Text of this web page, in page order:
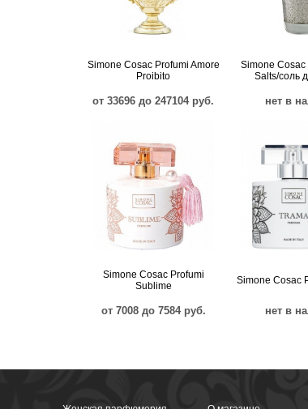
Simone Cosac Profumi Amore
Proibito
от 33696 до 247104 руб.
Simone Cosac
Salts/соль
нет в
Simone Cosac Profumi
Sublime
от 7008 до 7584 руб.
Simone Cosac
нет в